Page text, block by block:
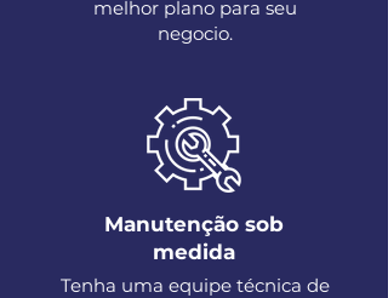
melhor plano para seu
negocio.
Manutenção sob
medida
Tenha uma equipe técnica de